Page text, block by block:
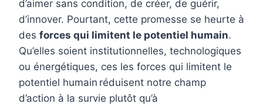
d’aimer sans condition, de créer, de guérir,
d’innover. Pourtant, cette promesse se heurte à
des forces qui limitent le potentiel humain.
Qu’elles soient institutionnelles, technologiques
ou énergétiques, ces les forces qui limitent le
potentiel humain réduisent notre champ
d’action à la survie plutôt qu’à